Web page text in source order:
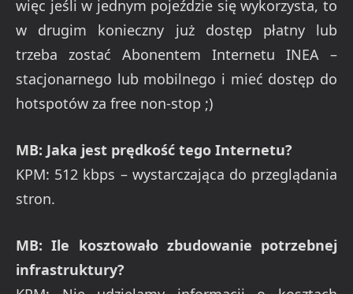
więc jeśli w jednym pojeździe się wykorzysta, to
w drugim konieczny już dostęp płatny lub
trzeba zostać Abonentem Internetu INEA –
stacjonarnego lub mobilnego i mieć dostęp do
hotspotów za free non-stop ;)
MB: Jaka jest prędkość tego Internetu?
KPM: 512 kbps – wystarczająca do przeglądania
stron.
MB: Ile kosztowało zbudowanie potrzebnej
infrastruktury?